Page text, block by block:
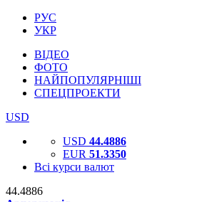
РУС
УКР
ВІДЕО
ФОТО
НАЙПОПУЛЯРНІШІ
СПЕЦПРОЕКТИ
USD
USD 44.4886
EUR 51.3350
Всі курси валют
44.4886